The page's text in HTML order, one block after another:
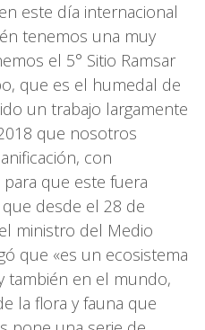
este día internacional
tenemos una muy
el 5° Sitio Ramsar
que es el humedal de
un trabajo largamente
que nosotros
con
que este fuera
desde el 28 de
ministro del Medio
que «es un ecosistema
también en el mundo,
la flora y fauna que